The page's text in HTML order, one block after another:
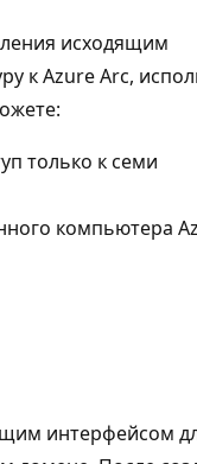
исходящим
к Azure Arc,
только к семи
компьютера
интерфейсом